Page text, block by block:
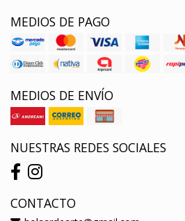
MEDIOS DE PAGO
MEDIOS DE ENVÍO
NUESTRAS REDES SOCIALES
CONTACTO